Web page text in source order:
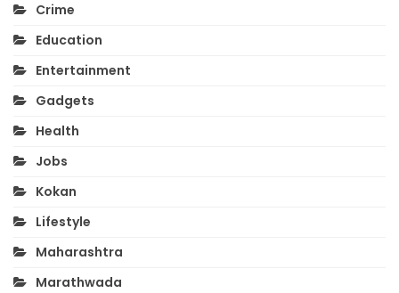
Crime
Education
Entertainment
Gadgets
Health
Jobs
Kokan
Lifestyle
Maharashtra
Marathwada